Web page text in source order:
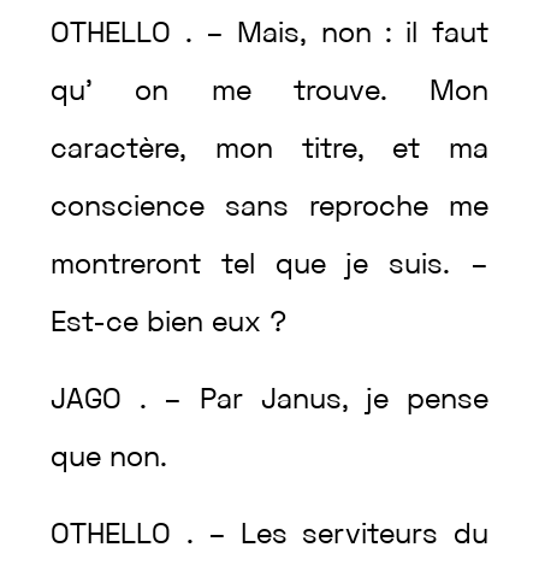
OTHELLO . – Mais, non : il faut
qu’ on me trouve. Mon
caractère, mon titre, et ma
conscience sans reproche me
montreronttel que je suis. –
Est-ce bien eux ?
JAGO . – Par Janus, je pense
que non.
OTHELLO . – Les serviteurs du